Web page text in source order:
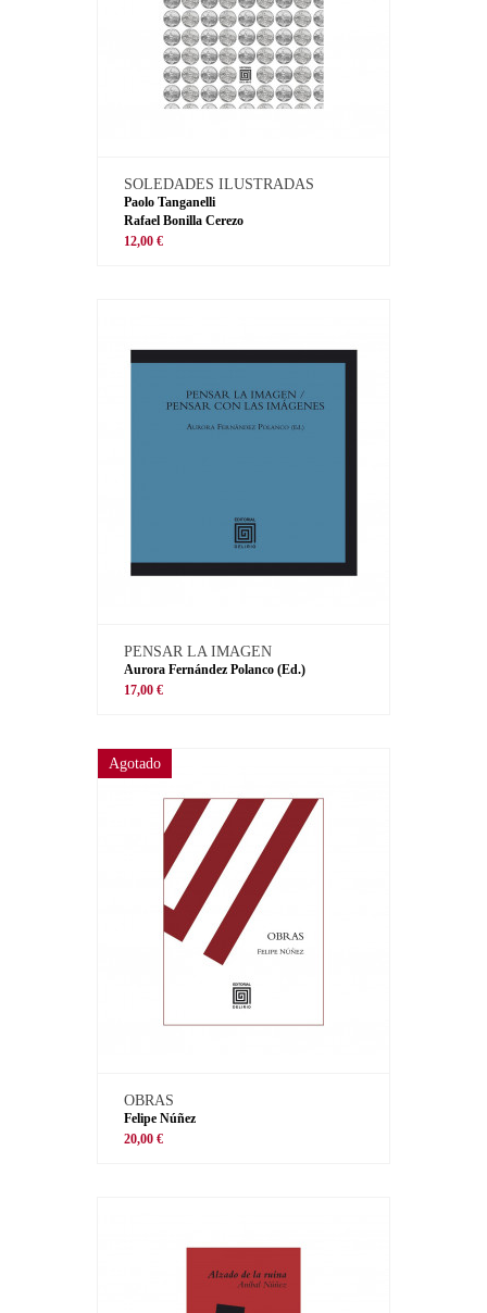
SOLEDADES ILUSTRADAS
Paolo Tanganelli
Rafael Bonilla Cerezo
12,00 €
PENSAR LA IMAGEN
Aurora Fernández Polanco (Ed.)
17,00 €
Agotado
OBRAS
Felipe Núñez
20,00 €